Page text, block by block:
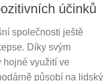
účinků
společnosti ještě
Díky svým
hojné využití ve
působí na lidský